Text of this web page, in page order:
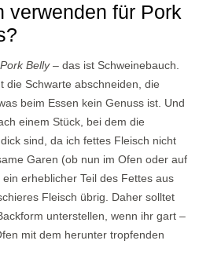
verwenden für Pork
Pork Belly– das ist Schweinebauch.
die Schwarte abschneiden, die
beim Essen kein Genuss ist. Und
einem Stück, bei dem die
sind, da ich fettes Fleisch nicht
Garen (ob nun im Ofen oder auf
erheblicher Teil des Fettes aus
Fleisch übrig. Daher solltet
unterstellen, wenn ihr gart –
mit dem herunter tropfenden